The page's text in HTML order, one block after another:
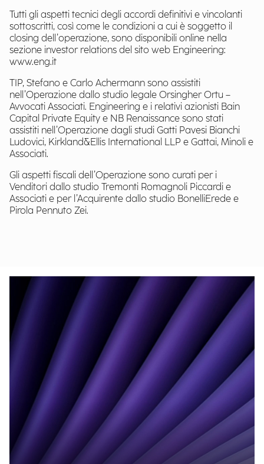
Tutti gli aspetti tecnici degli accordi definitivi e vincolanti
sottoscritti, così come le condizioni a cui è soggetto il
closing dell’operazione, sono disponibili online nella
sezione investor relations del sito web Engineering:
www.eng.it
TIP, Stefano e Carlo Achermann sono assistiti
nell’Operazione dallo studio legale Orsingher Ortu –
Avvocati Associati. Engineering e i relativi azionisti Bain
Capital Private Equity e NB Renaissance sono stati
assistiti nell’Operazione dagli studi Gatti Pavesi Bianchi
Ludovici, Kirkland&Ellis International LLP e Gattai, Minoli e
Associati.
Gli aspetti fiscali dell’Operazione sono curati per i
Venditori dallo studio Tremonti Romagnoli Piccardi e
Associati e per l’Acquirente dallo studio BonelliErede e
Pirola Pennuto Zei.